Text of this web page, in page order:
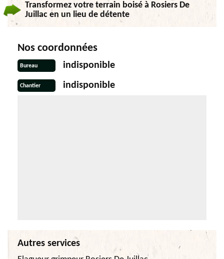
Transformez votre terrain boisé à Rosiers De
Juillac en un lieu de détente
Nos coordonnées
Bureau indisponible
Chantier indisponible
Autres services